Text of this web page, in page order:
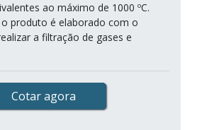
ao máximo de 1000 ºC.
produto é elaborado com o
a filtração de gases e
Cotar agora